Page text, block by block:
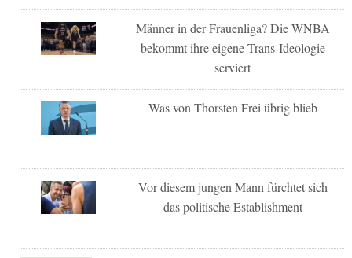
Männer in der Frauenliga? Die WNBA
bekommt ihre eigene Trans-Ideologie
serviert
Was von Thorsten Frei übrig blieb
Vor diesem jungen Mann fürchtet sich
das politische Establishment